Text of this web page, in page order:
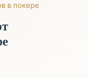
в покере